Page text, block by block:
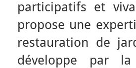
participatifs et
propose une
restauration de
développe par